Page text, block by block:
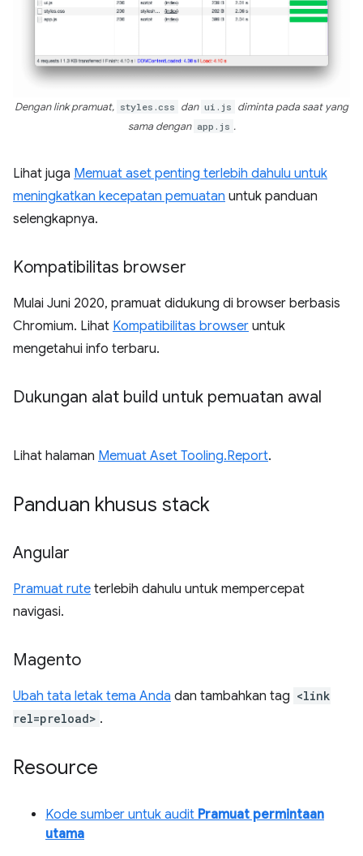
Dengan link pramuat, styles.css dan ui.js diminta pada saat yang
sama dengan app.js .
Lihat juga Memuat aset penting terlebih dahulu untuk
meningkatkan kecepatan pemuatan untuk panduan
selengkapnya.
Kompatibilitas browser
Mulai Juni 2020, pramuat didukung di browser berbasis
Chromium. Lihat Kompatibilitas browser untuk
mengetahui info terbaru.
Dukungan alat build untuk pemuatan awal
Lihat halaman Memuat Aset Tooling.Report.
Panduan khusus stack
Angular
Pramuat rute terlebih dahulu untuk mempercepat
navigasi.
Magento
Ubah tata letak tema Anda dan tambahkan tag <link
rel=preload> .
Resource
Kode sumber untuk audit Pramuat permintaan
utama